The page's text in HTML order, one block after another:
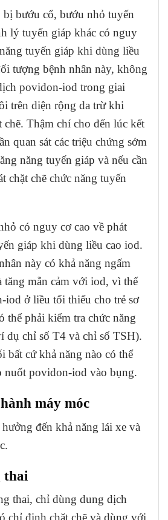
bị bướu cổ, bướu nhỏ tuyến
lý tuyến giáp khác có nguy
tuyến giáp khi dùng liều
tượng bệnh nhân này, không
povidon-iod trong giai
trên diện rộng da trừ khi
Thậm chí cho đến lúc kết
quan sát các triệu chứng sớm
năng tuyến giáp và nếu cần
chặt chẽ chức năng tuyến
có nguy cơ cao về phát
giáp khi dùng liều cao iod.
này có khả năng ngấm
tăng mẫn cảm với iod, vì thế
iod ở liều tối thiểu cho trẻ sơ
thể phải kiểm tra chức năng
dụ chỉ số T4 và chỉ số TSH).
bất cứ khả năng nào có thể
nuốt povidon-iod vào bụng.
máy móc
đến khả năng lái xe và
thai
thai, chỉ dùng dung dịch
chỉ định chặt chẽ và dùng với